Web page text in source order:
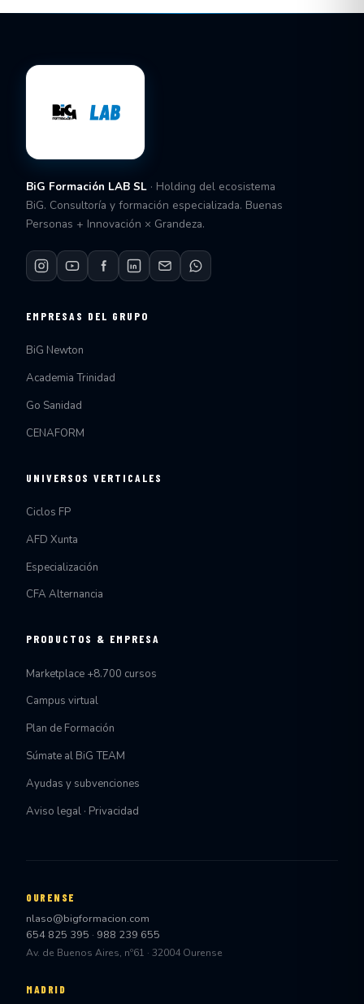
BiG Formación LAB SL · Holding del ecosistema
BiG. Consultoría y formación especializada. Buenas
Personas + Innovación × Grandeza.
EMPRESAS DEL GRUPO
BiG Newton
Academia Trinidad
Go Sanidad
CENAFORM
UNIVERSOS VERTICALES
Ciclos FP
AFD Xunta
Especialización
CFA Alternancia
PRODUCTOS & EMPRESA
Marketplace +8.700 cursos
Campus virtual
Plan de Formación
Súmate al BiG TEAM
Ayudas y subvenciones
Aviso legal · Privacidad
OURENSE
nlaso@bigformacion.com
654 825 395 · 988 239 655
Av. de Buenos Aires, nº61 · 32004 Ourense
MADRID